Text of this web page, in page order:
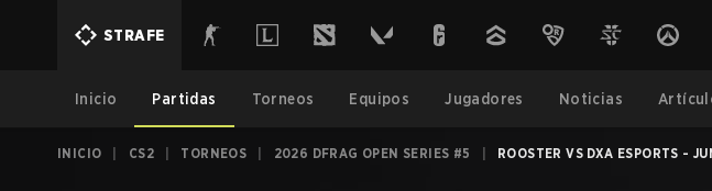
STRAFE
Inicio Partidas Torneos Equipos Jugadores Noticias
INICIO CS2 TORNEOS 2026 DFRAG OPEN SERIES #5 ROOSTER VS DXA ESPORTS -